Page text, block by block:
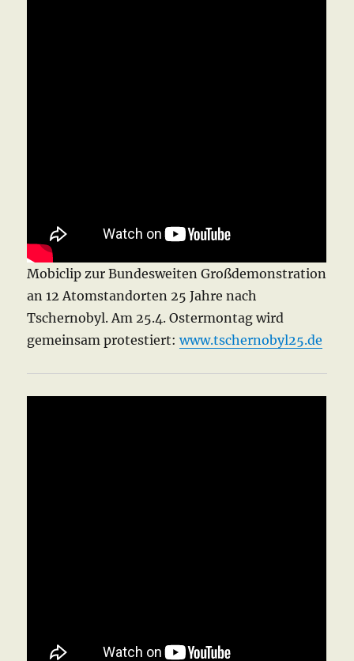
Mobiclip zur Bundesweiten Großdemonstration
an 12 Atomstandorten 25 Jahre nach
Tschernobyl. Am 25.4. Ostermontag wird
gemeinsam protestiert:www.tschernobyl25.de